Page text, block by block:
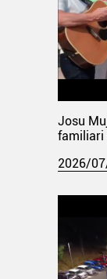
Josu
familiari
2026/